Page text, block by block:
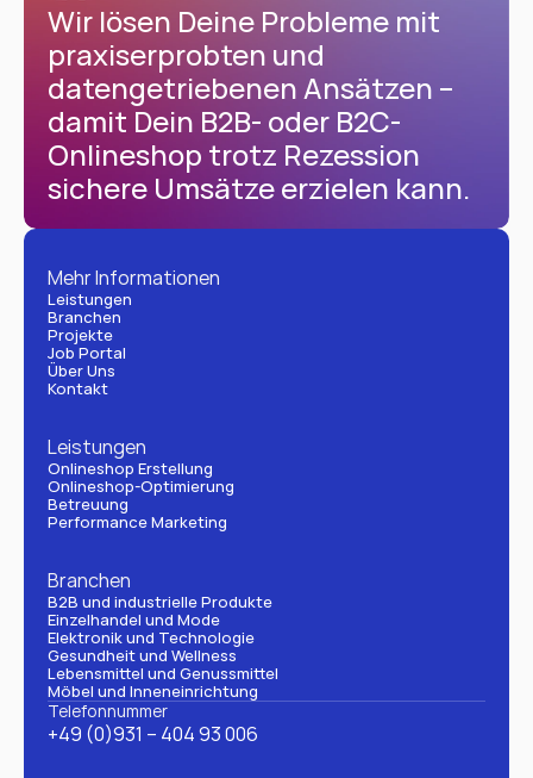
Wir lösen Deine Probleme mit
praxiserprobten und
datengetriebenen Ansätzen –
damit Dein B2B- oder B2C-
Onlineshop trotz Rezession
sichere Umsätze erzielen kann.
Mehr Informationen
Leistungen
Branchen
Projekte
Job Portal
Über Uns
Kontakt
Leistungen
Onlineshop Erstellung
Onlineshop-Optimierung
Betreuung
Performance Marketing
Branchen
B2B und industrielle Produkte
Einzelhandel und Mode
Elektronik und Technologie
Gesundheit und Wellness
Lebensmittel und Genussmittel
Möbel und Inneneinrichtung
Telefonnummer
+49 (0)931 – 404 93 006